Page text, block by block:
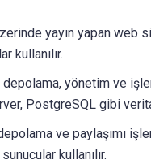
yayın yapan web
kullanılır.
depolama, yönetim ve
PostgreSQL gibi
ve paylaşımı
kullanılır.